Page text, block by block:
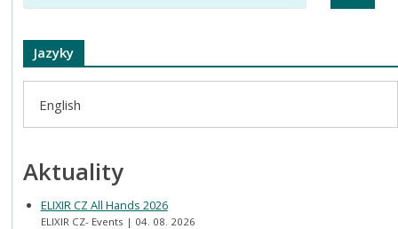
Jazyky
English
Aktuality
ELIXIR CZ All Hands 2026
ELIXIR CZ- Events 04. 08. 2026